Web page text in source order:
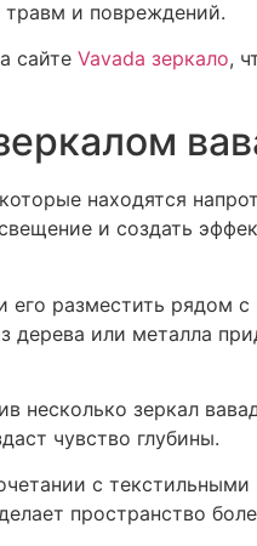
и повреждений.
сайте Vavada зеркало,
находятся
и создать
его разместить рядом с
дерева или металла
несколько зеркал
чувство глубины.
с текстильными
пространство